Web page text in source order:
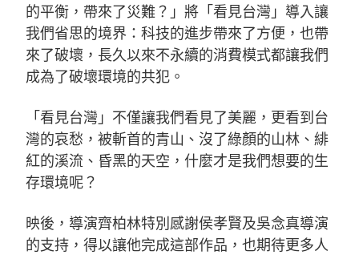
的平衡，帶來了災難？」將「看見台灣」導入讓
我們省思的境界：科技的進步帶來了方便，也帶
來了破壞，長久以來不永續的消費模式都讓我們
成為了破壞環境的共犯。
「看見台灣」不僅讓我們看見了美麗，更看到台
灣的哀愁，被斬首的青山、沒了綠顏的山林、緋
紅的溪流、昏黑的天空，什麼才是我們想要的生
存環境呢？
映後，導演齊柏林特別感謝侯孝賢及吳念真導演
的支持，得以讓他完成這部作品，也期待更多人